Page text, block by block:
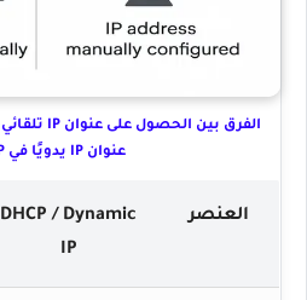
عنوان IP يدويًا في Static IP
العنصر
DHCP / Dynamic
IP